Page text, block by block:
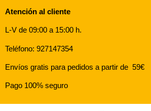
Atención al cliente
L-V de 09:00 a 15:00 h.
Teléfono: 927147354
Envíos gratis para pedidos a partir de 59€
Pago 100% seguro